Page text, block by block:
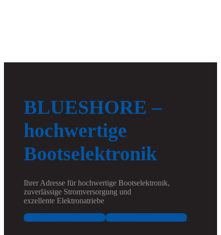
BLUESHORE –
hochwertige
Bootselektronik
Ihrer Adresse für hochwertige Bootselektronik,
zuverlässige Stromversorgung und
exzellente Elektronatriebe
Jetzt Kontakt aufnehmen!
Zum kostenfreien E-Book